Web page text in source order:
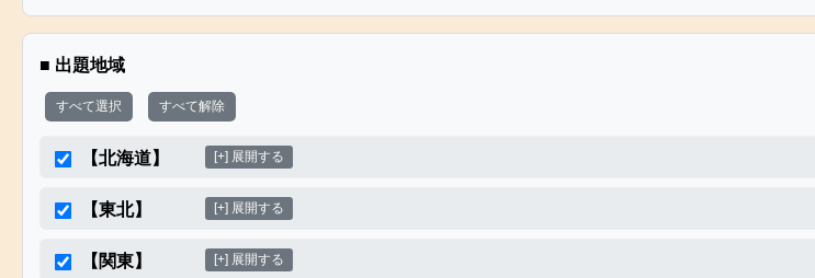
■ 出題地域
すべて選択 すべて解除
【北海道】 [+] 展開する
【東北】 [+] 展開する
【関東】 [+] 展開する